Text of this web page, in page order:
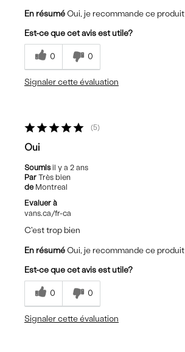
En résumé Oui, je recommande ce produit
Est-ce que cet avis est utile?
0 0
Signaler cette évaluation
5
Oui
Soumisil y a 2 ans
Par Très bien
de Montreal
Evaluer à
vans.ca/fr-ca
C'est trop bien
En résumé Oui, je recommande ce produit
Est-ce que cet avis est utile?
0 0
Signaler cette évaluation